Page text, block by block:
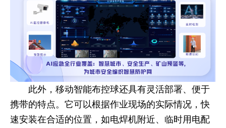
此外，移动智能布控球还具有灵活部署、便于
携带的特点。它可以根据作业现场的实际情况，快
速安装在合适的位置，如电焊机附近、临时用电配